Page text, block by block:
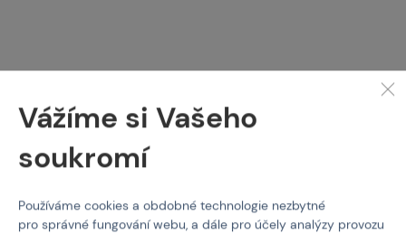
Plynový zásobník pro
ASG CZ P-10 GBB, 22ran
Kód: 211664
899 Kč
skladem více než 5 ks
239 Kč
skladem více než 5 ks
Vážíme si Vašeho
soukromí
Používáme cookies a obdobné technologie nezbytné
pro správné fungování webu, a dále pro účely analýzy provozu